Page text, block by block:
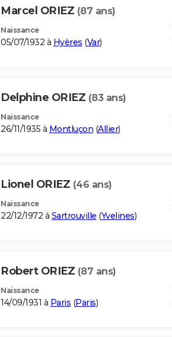
Marcel ORIEZ (87 ans)
Naissance
05/07/1932 à Hyères (Var)
Delphine ORIEZ (83 ans)
Naissance
26/11/1935 à Montluçon (Allier)
Lionel ORIEZ (46 ans)
Naissance
22/12/1972 à Sartrouville (Yvelines)
Robert ORIEZ (87 ans)
Naissance
14/09/1931 à Paris (Paris)